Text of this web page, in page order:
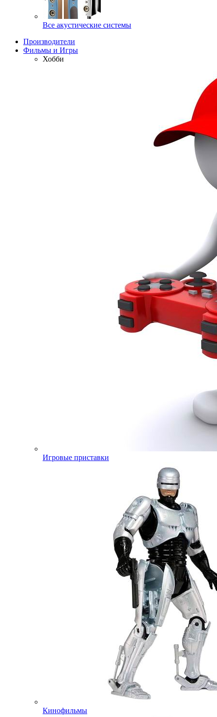
Все акустические системы
Производители
Фильмы и Игры
Хобби
Игровые приставки
Кинофильмы